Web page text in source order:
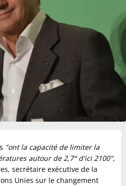
"ont la capacité de limiter la
autour de 2,7° d'ici 2100",
secrétaire exécutive de la
Unies sur le changement